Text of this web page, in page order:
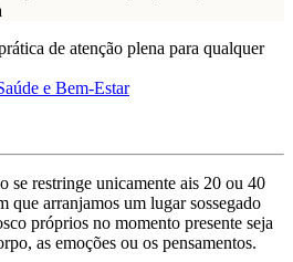
e Bem-Estar
se restringe unicamente ais 20 ou 40
que arranjamos um lugar sossegado
próprios no momento presente seja
as emoções ou os pensamentos.